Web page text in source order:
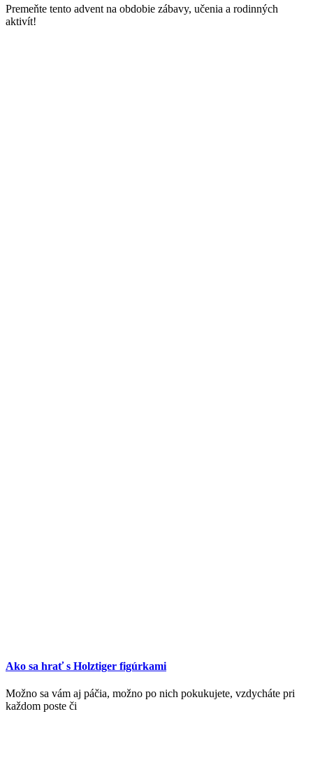
Premeňte tento advent na obdobie zábavy, učenia a rodinných
aktivít!
Ako sa hrať s Holztiger figúrkami
Možno sa vám aj páčia, možno po nich pokukujete, vzdycháte pri
každom poste či